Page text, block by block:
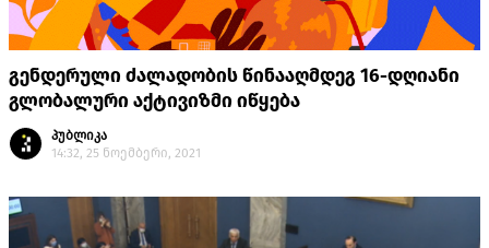
გენდერული ძალადობის წინააღმდეგ 16-დღიანი
გლობალური აქტივიზმი იწყება
პუბლიკა
14:32, 25 ნოემბერი, 2021